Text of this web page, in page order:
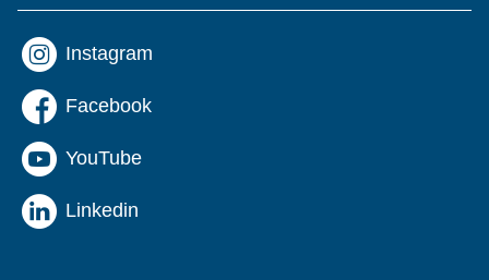
Instagram
Facebook
YouTube
Linkedin